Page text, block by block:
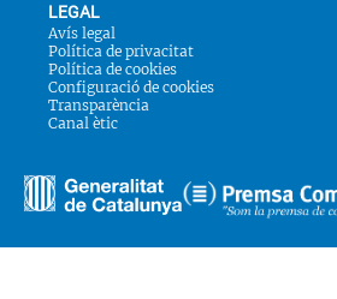
LEGAL
Avís legal
Política de privacitat
Política de cookies
Configuració de cookies
Transparència
Canal ètic